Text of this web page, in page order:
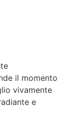
il momento
vivamente
e